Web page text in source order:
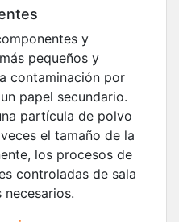
y
pequeños y
contaminación por
papel secundario.
partícula de polvo
el tamaño de la
los procesos de
controladas de sala